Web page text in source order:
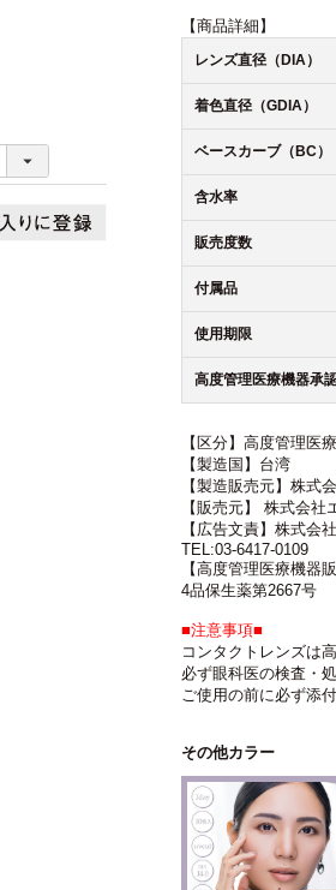
【商品詳細】
レンズ直径（DIA）
着色直径（GDIA）
ベースカーブ（BC）
含水率
販売度数
付属品
使用期限
高度管理医療機器承
【区分】高度管理医
【製造国】台湾
【製造販売元】株式
【販売元】 株式会社
【広告文責】株式会
TEL:03-6417-0109
【高度管理医療機器
4品保生薬第2667号
■注意事項■
コンタクトレンズは
必ず眼科医の検査・
ご使用の前に必ず添
その他カラー